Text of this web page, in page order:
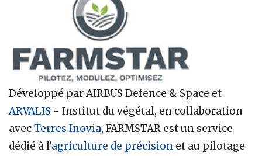
Développé par AIRBUS Defence & Space et
ARVALIS - Institut du végétal, en collaboration
avecTerres Inovia, FARMSTAR est un service
dédié à l’agriculture de précision et au pilotage